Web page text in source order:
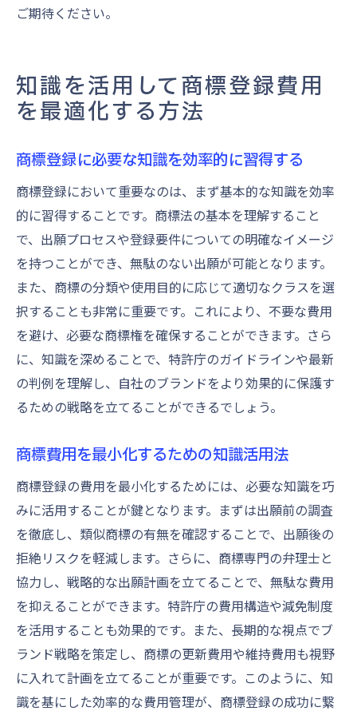
ご期待ください。
知識を活用して商標登録費用
を最適化する方法
商標登録に必要な知識を効率的に習得する
商標登録において重要なのは、まず基本的な知識を効率
的に習得することです。商標法の基本を理解すること
で、出願プロセスや登録要件についての明確なイメージ
を持つことができ、無駄のない出願が可能となります。
また、商標の分類や使用目的に応じて適切なクラスを選
択することも非常に重要です。これにより、不要な費用
を避け、必要な商標権を確保することができます。さら
に、知識を深めることで、特許庁のガイドラインや最新
の判例を理解し、自社のブランドをより効果的に保護す
るための戦略を立てることができるでしょう。
商標費用を最小化するための知識活用法
商標登録の費用を最小化するためには、必要な知識を巧
みに活用することが鍵となります。まずは出願前の調査
を徹底し、類似商標の有無を確認することで、出願後の
拒絶リスクを軽減します。さらに、商標専門の弁理士と
協力し、戦略的な出願計画を立てることで、無駄な費用
を抑えることができます。特許庁の費用構造や減免制度
を活用することも効果的です。また、長期的な視点でブ
ランド戦略を策定し、商標の更新費用や維持費用も視野
に入れて計画を立てることが重要です。このように、知
識を基にした効率的な費用管理が、商標登録の成功に繋